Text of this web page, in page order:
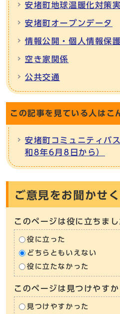
安堵町地球温暖化対策
安堵町オープンデータ
情報公開・個人情報保護
空き家関係
公共交通
この記事を見ている人はこ
安堵町コミュニティバ
和8年6月8日から）
ご意見をお聞かせ
このページは役に立ちまし
役に立った
どちらともいえない
役に立たなかった
このページは見つけやすか
見つけやすかった